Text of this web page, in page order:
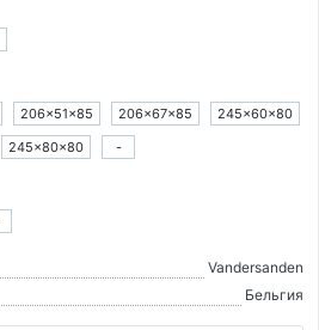
206×51×85 206×67×85
245×60×80
245×80×80 -
Vandersanden
Бельгия